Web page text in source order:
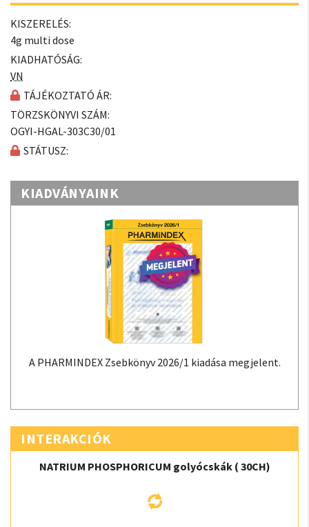
KISZERELÉS:
4g multi dose
KIADHATÓSÁG:
VN
TÁJÉKOZTATÓ ÁR:
TÖRZSKÖNYVI SZÁM:
OGYI-HGAL-303C30/01
STÁTUSZ:
KIADVÁNYAINK
A PHARMINDEX Zsebkönyv 2026/1 kiadása megjelent.
INTERAKCIÓK
NATRIUM PHOSPHORICUM golyócskák ( 30CH)